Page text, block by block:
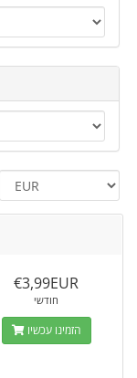
€3,99EUR
חודשי
הזמינו עכשיו